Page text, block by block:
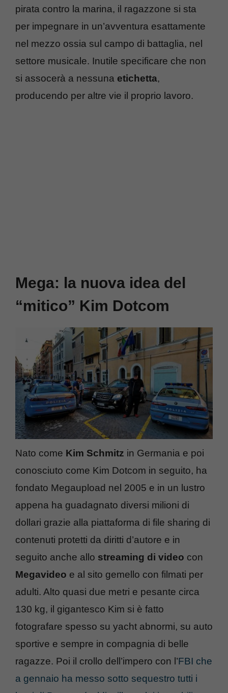
pirata contro la marina, il ragazzone si sta
per impegnare in un’avventura esattamente
nel mezzo ossia sul campo di battaglia, nel
settore musicale. Inutile specificare che non
si assocerà a nessuna etichetta,
producendo per altre vie il proprio lavoro.
Mega: la nuova idea del
“mitico” Kim Dotcom
Nato come Kim Schmitz in Germania e poi
conosciuto come Kim Dotcom in seguito, ha
fondato Megaupload nel 2005 e in un lustro
appena ha guadagnato diversi milioni di
dollari grazie alla piattaforma di file sharing di
contenuti protetti da diritti d’autore e in
seguito anche allo streaming di video con
Megavideo e al sito gemello con filmati per
adulti. Alto quasi due metri e pesante circa
130 kg, il gigantesco Kim si è fatto
fotografare spesso su yacht abnormi, su auto
sportive e sempre in compagnia di belle
ragazze. Poi il crollo dell’impero con l’FBI che
a gennaio ha messo sotto sequestro tutti i